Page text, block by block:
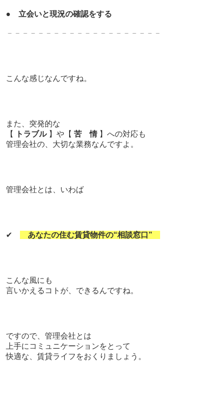
● 立会いと現況の確認をする
－－－－－－－－－－－－－ －－－－－－－
こんな感じなんですね。
また、突発的な
【
トラブル】や【 苦 情】への対応も
管理会社の、大切な業務なんですよ。
管理会社とは、いわば
✔ あなたの住む賃貸物件の“相談窓口”
こんな風にも
言いかえるコトが、できるんですね。
ですので、管理会社とは
上手にコミュニケーションをとって
快適な、賃貸ライフをおくりましょう。